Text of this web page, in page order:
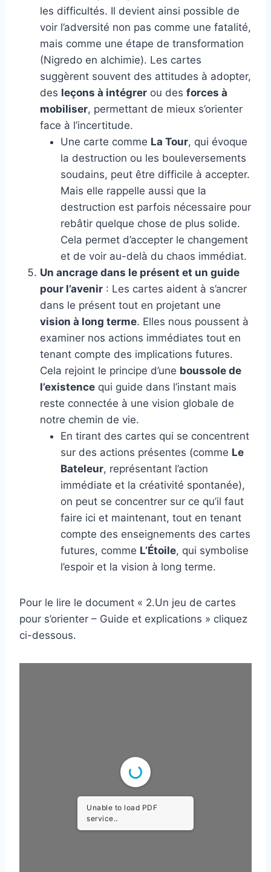
les difficultés. Il devient ainsi possible de
voir l’adversité non pas comme une fatalité,
mais comme une étape de transformation
(Nigredo en alchimie). Les cartes
suggèrent souvent des attitudes à adopter,
des leçons à intégrer ou des forces à
mobiliser, permettant de mieux s’orienter
face à l’incertitude.
Une carte comme La Tour, qui évoque
la destruction ou les bouleversements
soudains, peut être difficile à accepter.
Mais elle rappelle aussi que la
destruction est parfois nécessaire pour
rebâtir quelque chose de plus solide.
Cela permet d’accepter le changement
et de voir au-delà du chaos immédiat.
Un ancrage dans le présent et un guide
pour l’avenir : Les cartes aident à s’ancrer
dans le présent tout en projetant une
vision à long terme. Elles nous poussent à
examiner nos actions immédiates tout en
tenant compte des implications futures.
Cela rejoint le principe d’une boussole de
l’existence qui guide dans l’instant mais
reste connectée à une vision globale de
notre chemin de vie.
En tirant des cartes qui se concentrent
sur des actions présentes (comme Le
Bateleur, représentant l’action
immédiate et la créativité spontanée),
on peut se concentrer sur ce qu’il faut
faire ici et maintenant, tout en tenant
compte des enseignements des cartes
futures, comme L’Étoile, qui symbolise
l’espoir et la vision à long terme.
Pour le lire le document « 2.Un jeu de cartes
pour s’orienter – Guide et explications » cliquez
ci-dessous.
Unable to load PDF
service..